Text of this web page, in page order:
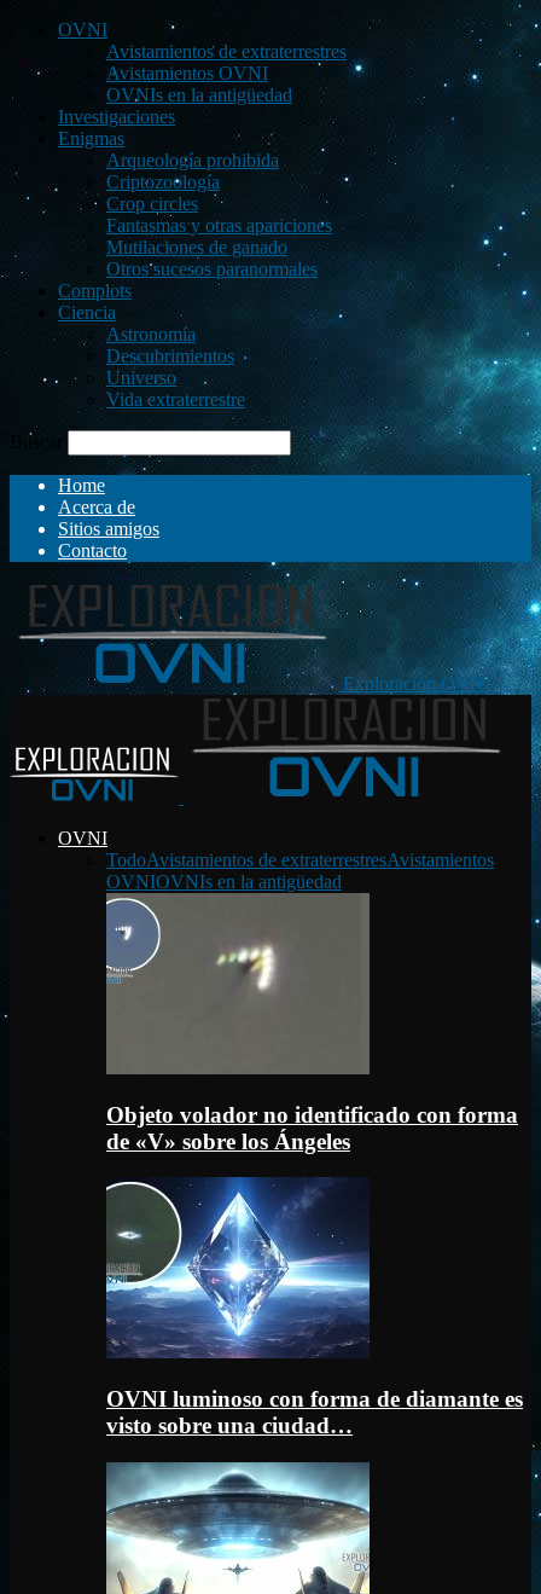
OVNI
Avistamientos de extraterrestres
Avistamientos OVNI
OVNIs en la antigüedad
Investigaciones
Enigmas
Arqueología prohibida
Criptozoología
Crop circles
Fantasmas y otras apariciones
Mutilaciones de ganado
Otros sucesos paranormales
Complots
Ciencia
Astronomía
Descubrimientos
Universo
Vida extraterrestre
Buscar
Home
Acerca de
Sitios amigos
Contacto
Exploración OVNI
OVNI
TodoAvistamientos de extraterrestresAvistamientos
OVNIOVNIs en la antigüedad
Objeto volador no identificado con forma
de «V» sobre los Ángeles
OVNI luminoso con forma de diamante es
visto sobre una ciudad…